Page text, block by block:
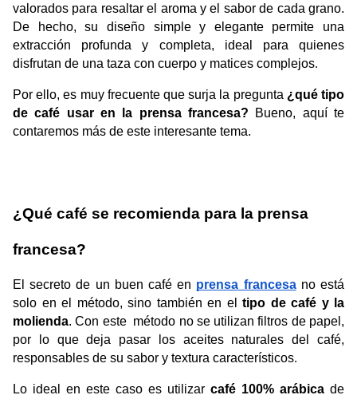
valorados para resaltar el aroma y el sabor de cada grano.
De hecho, su diseño simple y elegante permite una
extracción profunda y completa, ideal para quienes
disfrutan de una taza con cuerpo y matices complejos.
Por ello, es muy frecuente que surja la pregunta ¿qué tipo
de café usar en la prensa francesa? Bueno, aquí te
contaremos más de este interesante tema.
¿Qué café se recomienda para la prensa
francesa?
El secreto de un buen café en prensa francesa no está
solo en el método, sino también en el tipo de café y la
molienda. Con este  método no se utilizan filtros de papel,
por lo que deja pasar los aceites naturales del café,
responsables de su sabor y textura característicos.
Lo ideal en este caso es utilizar café 100% arábica de